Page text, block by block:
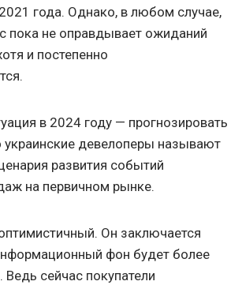
года. Однако, в любом случае,
пока не оправдывает ожиданий
и постепенно
в 2024 году — прогнозировать
девелоперы называют
развития событий
на первичном рынке.
Он заключается
фон будет более
сейчас покупатели